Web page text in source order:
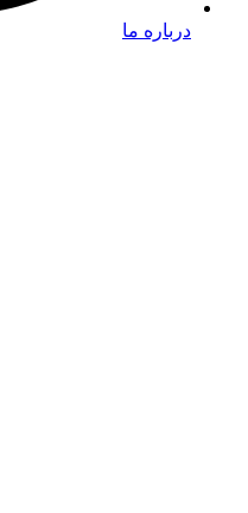
درباره ما